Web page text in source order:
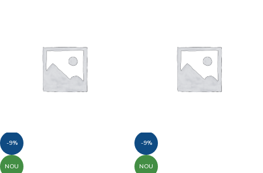
-9%
NOU
-9%
NOU